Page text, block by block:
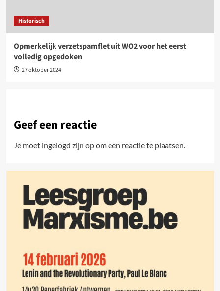
Historisch
Opmerkelijk verzetspamflet uit WO2 voor het eerst
volledig opgedoken
27 oktober 2024
Geef een reactie
Je moet ingelogd zijn opom een reactie te plaatsen.